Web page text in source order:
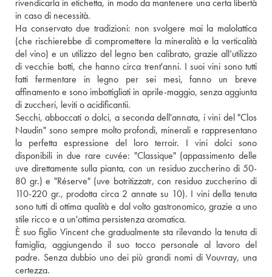
rivendicarla in etichetta, in modo da mantenere una certa libertà
in caso di necessità.
Ha conservato due tradizioni: non svolgere mai la malolattica
(che rischierebbe di compromettere la mineralità e la verticalità
del vino) e un utilizzo del legno ben calibrato, grazie all’utilizzo
di vecchie botti, che hanno circa trent'anni. I suoi vini sono tutti
fatti fermentare in legno per sei mesi, fanno un breve
affinamento e sono imbottigliati in aprile-maggio, senza aggiunta
di zuccheri, leviti o acidificantii.
Secchi, abboccati o dolci, a seconda dell'annata, i vini del "Clos
Naudin" sono sempre molto profondi, minerali e rappresentano
la perfetta espressione del loro terroir. I vini dolci sono
disponibili in due rare cuvée: "Classique" (appassimento delle
uve direttamente sulla pianta, con un residuo zuccherino di 50-
80 gr.) e "Réserve" (uve botritizzatr, con residuo zuccherino di
110-220 gr., prodotta circa 2 annate su 10). I vini della tenuta
sono tutti di ottima qualità e dal volto gastronomico, grazie a uno
stile ricco e a un'ottima persistenza aromatica.
È suo figlio Vincent che gradualmente sta rilevando la tenuta di
famiglia, aggiungendo il suo tocco personale al lavoro del
padre. Senza dubbio uno dei più grandi nomi di Vouvray, una
certezza.